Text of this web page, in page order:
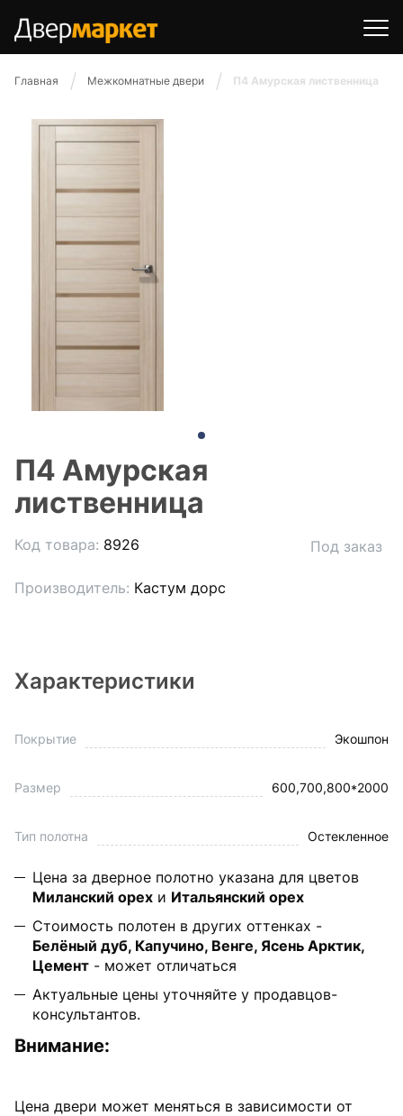
Главная Межкомнатные двери П4 Амурская лиственница
П4 Амурская
лиственница
Код товара: 8926
Производитель: Кастум дорс
Под заказ
Характеристики
Покрытие Экошпон
Размер 600,700,800*2000
Тип полотна Остекленное
Цена за дверное полотно указана для цветов
Миланский орех и Итальянский орех
Стоимость полотен в других оттенках -
Белёный дуб, Капучино, Венге, Ясень Арктик,
Цемент - может отличаться
Актуальные цены уточняйте у продавцов-
консультантов.
Внимание:
Цена двери может меняться в зависимости от